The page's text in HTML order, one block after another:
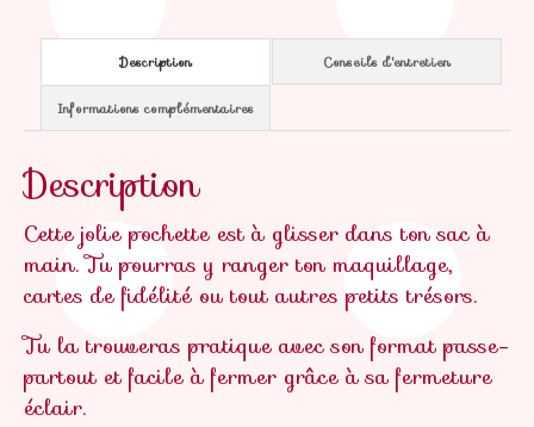
Description Conseils d'entretien
Informations complémentaires
Description
Cette jolie pochette est à glisser dans ton sac à
main. Tu pourras y ranger ton maquillage,
cartes de fidélité ou tout autres petits trésors.
Tu la trouveras pratique avec son format passe-
partout et facile à fermer grâce à sa fermeture
éclair.